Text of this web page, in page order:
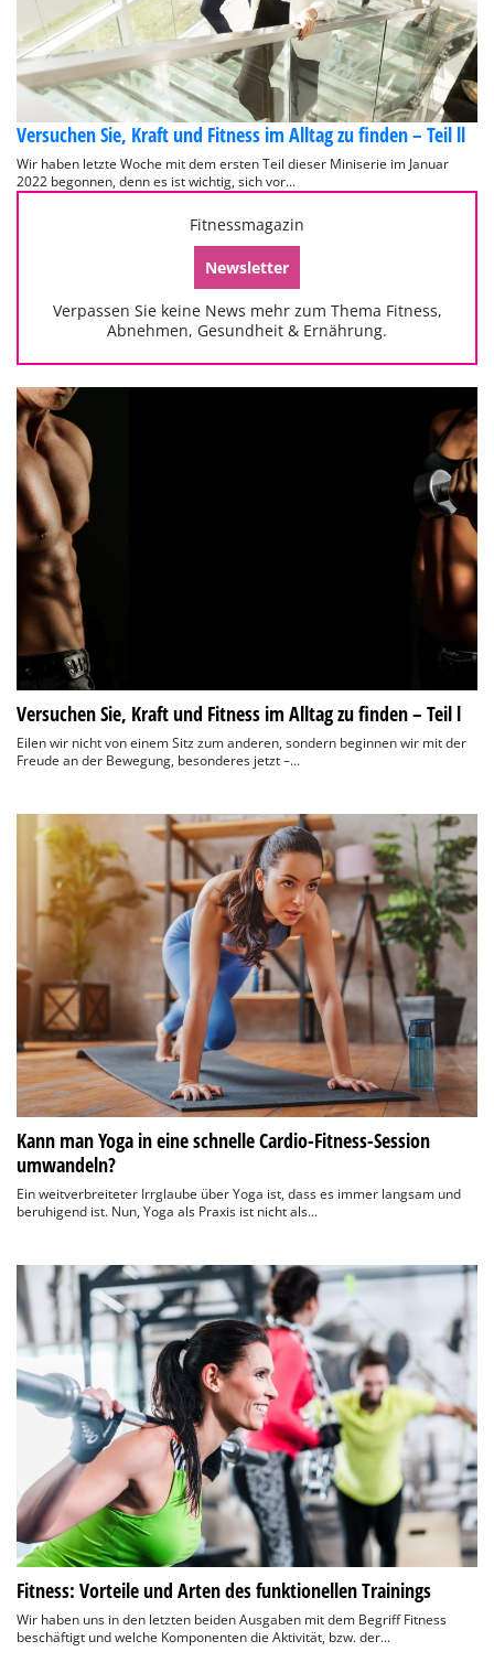
Versuchen Sie, Kraft und Fitness im Alltag zu finden – Teil ll
Wir haben letzte Woche mit dem ersten Teil dieser Miniserie im Januar
2022 begonnen, denn es ist wichtig, sich vor...
Fitnessmagazin
Newsletter
Verpassen Sie keine News mehr zum Thema Fitness,
Abnehmen, Gesundheit & Ernährung.
Versuchen Sie, Kraft und Fitness im Alltag zu finden – Teil l
Eilen wir nicht von einem Sitz zum anderen, sondern beginnen wir mit der
Freude an der Bewegung, besonderes jetzt –...
Kann man Yoga in eine schnelle Cardio-Fitness-Session
umwandeln?
Ein weitverbreiteter Irrglaube über Yoga ist, dass es immer langsam und
beruhigend ist. Nun, Yoga als Praxis ist nicht als...
Fitness: Vorteile und Arten des funktionellen Trainings
Wir haben uns in den letzten beiden Ausgaben mit dem Begriff Fitness
beschäftigt und welche Komponenten die Aktivität, bzw. der...